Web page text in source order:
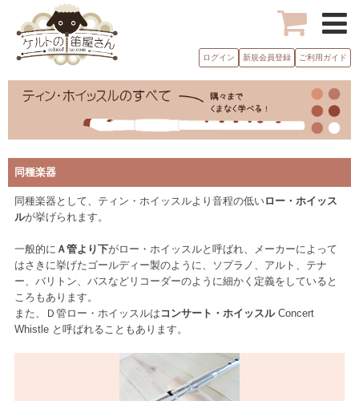
ログイン 新規会員登録 ご利用ガイド
同種楽器
同種楽器として、ティン・ホイッスルより音程の低いロー・ホイッス
ルが挙げられます。
一般的に Ａ管より下がロー・ホイッスルと呼ばれ、メーカーによって
はさきに挙げたゴールディー製のように、ソプラノ、アルト、テナ
ー、バリトン、バスなどリコーダーのように細かく定義をしていると
ころもあります。
また、Ｄ管ロー・ホイッスルは コンサート・ホイッスルConcert
Whistle と呼ばれることもあります。